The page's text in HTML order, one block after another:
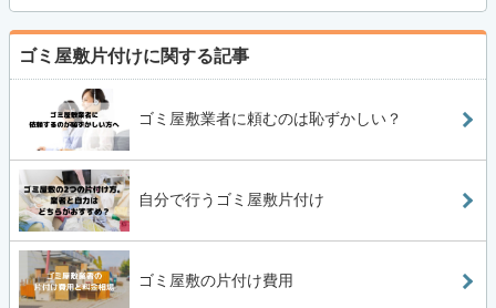
ゴミ屋敷片付けに関する記事
ゴミ屋敷業者に頼むのは恥ずかしい？
自分で行うゴミ屋敷片付け
ゴミ屋敷の片付け費用